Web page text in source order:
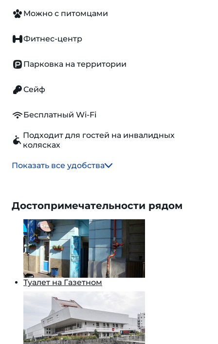
Можно с питомцами
Фитнес-центр
Парковка на территории
Сейф
Бесплатный Wi-Fi
Подходит для гостей на инвалидных
колясках
Показать все удобства
Достопримечательности рядом
Туалет на Газетном